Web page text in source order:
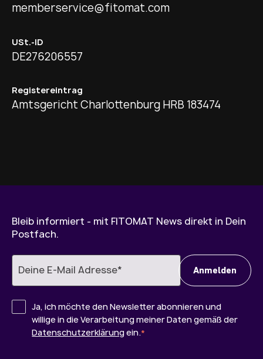
memberservice@fitomat.com
USt.-ID
DE276206557
Registereintrag
Amtsgericht Charlottenburg HRB 183474
Bleib informiert - mit FITOMAT News direkt in Dein
Postfach.
Ja, ich möchte den Newsletter abonnieren und
willige in die Verarbeitung meiner Daten gemäß der
Datenschutzerklärung ein.*